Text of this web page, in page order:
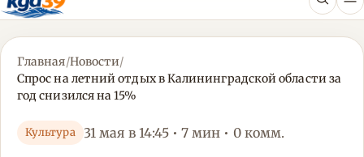
Главная/Новости/
Спрос на летний отдых в Калининградской области за
год снизился на 15%
Культура 31 мая в 14:45 • 7 мин • 0 комм.